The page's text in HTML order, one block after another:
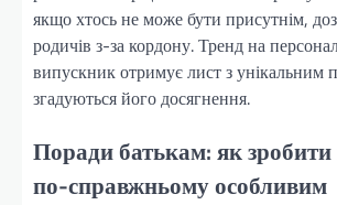
якщо хтось не може бути присутнім,
родичів з-за кордону. Тренд на
випускник отримує лист з унікальним
згадуються його досягнення.
Поради батькам: як
по-справжньому особливим